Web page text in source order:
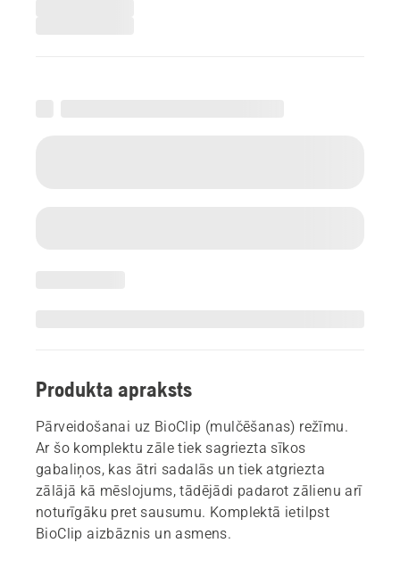
Produkta apraksts
Pārveidošanai uz BioClip (mulčēšanas) režīmu.
Ar šo komplektu zāle tiek sagriezta sīkos
gabaliņos, kas ātri sadalās un tiek atgriezta
zālājā kā mēslojums, tādējādi padarot zālienu arī
noturīgāku pret sausumu. Komplektā ietilpst
BioClip aizbāznis un asmens.